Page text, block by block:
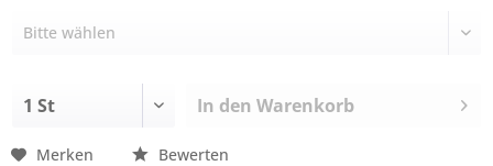
In den Warenkorb
Merken Bewerten